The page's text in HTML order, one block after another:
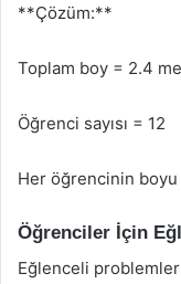
**Çözüm:**
Toplam boy = 2.4
Öğrenci sayısı = 12
Her öğrencinin
Öğrenciler İçin
Eğlenceli problemler